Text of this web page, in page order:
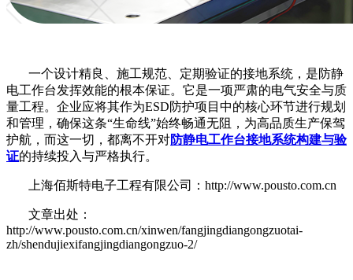
一个设计精良、施工规范、定期验证的接地系统，是防静
电工作台发挥效能的根本保证。它是一项严肃的电气安全与质
量工程。企业应将其作为ESD防护项目中的核心环节进行规划
和管理，确保这条“生命线”始终畅通无阻，为高品质生产保驾
护航，而这一切，都离不开对防静电工作台接地系统构建与验
证的持续投入与严格执行。
上海佰斯特电子工程有限公司：http://www.pousto.com.cn
文章出处：
http://www.pousto.com.cn/xinwen/fangjingdiangongzuotai-
zh/shendujiexifangjingdiangongzuo-2/